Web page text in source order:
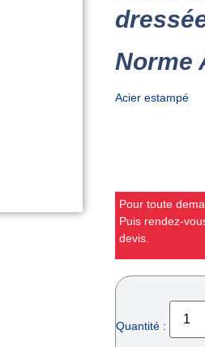
Norme
Acier estampé
Pour toute
Puis rendez-
devis.
Quantité :